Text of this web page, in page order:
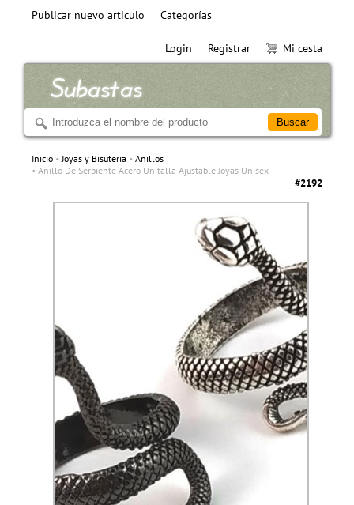
Publicar nuevo articulo Categorías
Login Registrar Mi cesta
Inicio Joyas y Bisuteria
Anillos
Anillo De Serpiente Acero Unitalla Ajustable Joyas Unisex
#2192